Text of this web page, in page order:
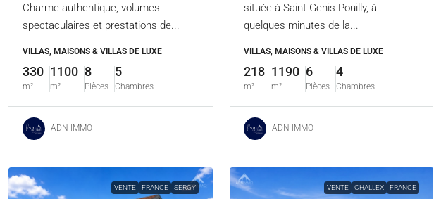
Charme authentique, volumes
spectaculaires et prestations de...
VILLAS, MAISONS & VILLAS DE LUXE
330
m²
1100
m²
8
Pièces
5
Chambres
ADN IMMO
située à Saint-Genis-Pouilly, à
quelques minutes de la...
VILLAS, MAISONS & VILLAS DE LUXE
218
m²
1190
m²
6
Pièces
4
Chambres
ADN IMMO
VENTE FRANCE SERGY VENTE CHALLEX FRANCE